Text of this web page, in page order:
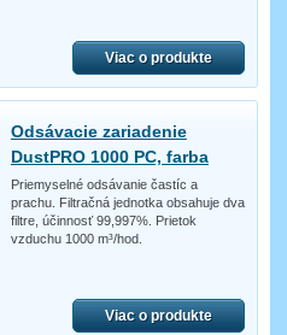
Viac o produkte
Odsávacie zariadenie
DustPRO 1000 PC, farba
Priemyselné odsávanie častíc a
prachu. Filtračná jednotka obsahuje dva
filtre, účinnosť 99,997%. Prietok
vzduchu 1000 m³/hod.
Viac o produkte